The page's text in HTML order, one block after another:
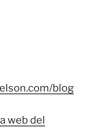
blog
web del